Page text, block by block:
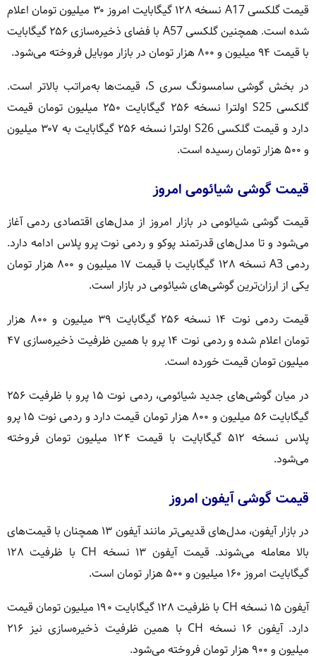
قیمت گلکسی A17 نسخه ۱۲۸ گیگابایت امروز ۳۰ میلیون تومان اعلام
شده است. همچنین گلکسی A57 با فضای ذخیره‌سازی ۲۵۶ گیگابایت
با قیمت ۹۴ میلیون و ۸۰۰ هزار تومان در بازار موبایل فروخته می‌شود.
در بخش گوشی سامسونگ سری S، قیمت‌ها به‌مراتب بالاتر است.
گلکسی S25 اولترا نسخه ۲۵۶ گیگابایت ۲۵۰ میلیون تومان قیمت
دارد و قیمت گلکسی S26 اولترا نسخه ۲۵۶ گیگابایت به ۳۰۷ میلیون
و ۵۰۰ هزار تومان رسیده است.
قیمت گوشی شیائومی امروز
قیمت گوشی شیائومی در بازار امروز از مدل‌های اقتصادی ردمی آغاز
می‌شود و تا مدل‌های قدرتمند پوکو و ردمی نوت پرو پلاس ادامه دارد.
ردمی A3 نسخه ۱۲۸ گیگابایت با قیمت ۱۷ میلیون و ۸۰۰ هزار تومان
یکی از ارزان‌ترین گوشی‌های شیائومی در بازار است.
قیمت ردمی نوت ۱۴ نسخه ۲۵۶ گیگابایت ۳۹ میلیون و ۸۰۰ هزار
تومان اعلام شده و ردمی نوت ۱۴ پرو با همین ظرفیت ذخیره‌سازی ۴۷
میلیون تومان قیمت خورده است.
در میان گوشی‌های جدید شیائومی، ردمی نوت ۱۵ پرو با ظرفیت ۲۵۶
گیگابایت ۵۶ میلیون و ۸۰۰ هزار تومان قیمت دارد و ردمی نوت ۱۵ پرو
پلاس نسخه ۵۱۲ گیگابایت با قیمت ۱۲۴ میلیون تومان فروخته
می‌شود.
قیمت گوشی آیفون امروز
در بازار آیفون، مدل‌های قدیمی‌تر مانند آیفون ۱۳ همچنان با قیمت‌های
بالا معامله می‌شوند. قیمت آیفون ۱۳ نسخه CH با ظرفیت ۱۲۸
گیگابایت امروز ۱۶۰ میلیون و ۵۰۰ هزار تومان است.
آیفون ۱۵ نسخه CH با ظرفیت ۱۲۸ گیگابایت ۱۹۰ میلیون تومان قیمت
دارد. آیفون ۱۶ نسخه CH با همین ظرفیت ذخیره‌سازی نیز ۲۱۶
میلیون و ۹۰۰ هزار تومان فروخته می‌شود.